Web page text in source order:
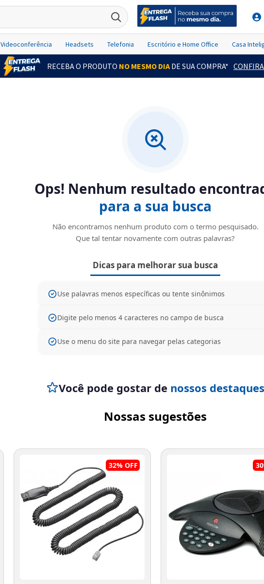
Videoconferência Headsets Telefonia Escritório e Home Office Casa
RECEBA O PRODUTO NO MESMO DIADE SUA COMPRA*
Entrega Flash
Cartão de crédito
Pagamento via Pix
Retire na Loja
Ops! Nenhum resultado
para a sua busca
Não encontramos nenhum produto com o termo pesquisado.
Que tal tentar novamente com outras palavras?
Dicas para melhorar sua busca
Use palavras menos específicas ou tente sinônimos
Digite pelo menos 4 caracteres no campo de busca
Use o menu do site para navegar pelas categorias
Você pode gostar de nossos destaques
Nossas sugestões
32% OFF